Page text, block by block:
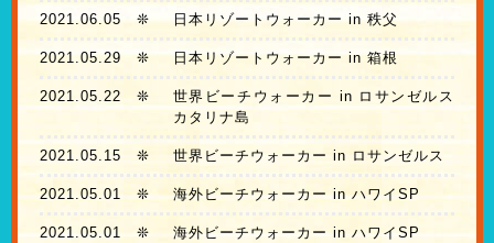
2021.06.05 ❊ 日本リゾートウォーカー in 秩父
2021.05.29 ❊ 日本リゾートウォーカー in 箱根
2021.05.22 ❊
世界ビーチウォーカー in ロサンゼルス
カタリナ島
2021.05.15 ❊ 世界ビーチウォーカー in ロサンゼルス
2021.05.01❊ 海外ビーチウォーカー in ハワイSP
2021.05.01❊ 海外ビーチウォーカー in ハワイSP